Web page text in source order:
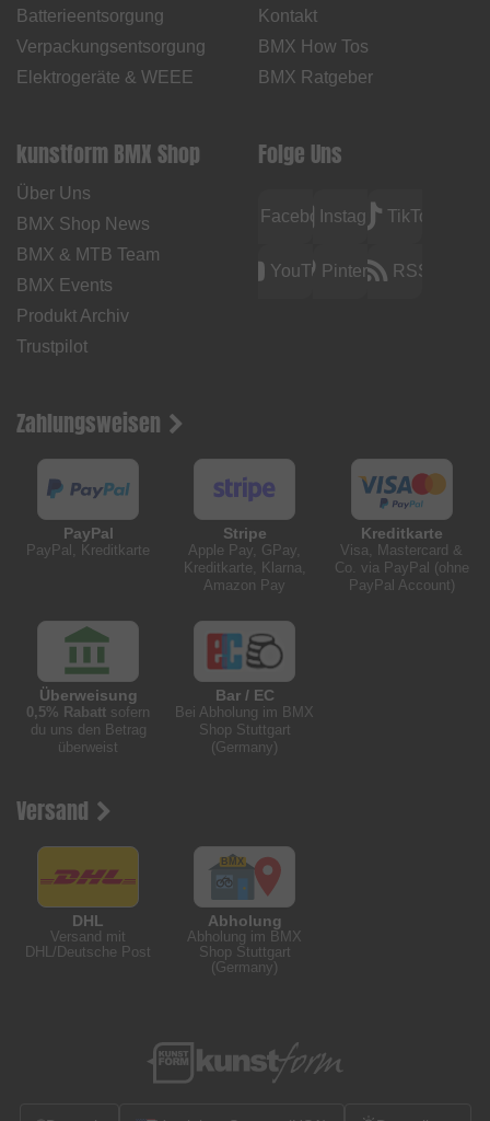
Batterieentsorgung
Verpackungsentsorgung
Elektrogeräte & WEEE
Kontakt
BMX How Tos
BMX Ratgeber
kunstform BMX Shop
Über Uns
BMX Shop News
BMX & MTB Team
BMX Events
Produkt Archiv
Trustpilot
Folge Uns
FacebookInstagram TikTok
YouTubePinterest RSS
Zahlungsweisen
PayPal
PayPal, Kreditkarte
Stripe
Apple Pay, GPay,
Kreditkarte, Klarna,
Amazon Pay
Kreditkarte
Visa, Mastercard &
Co. via PayPal (ohne
PayPal Account)
Überweisung
0,5% Rabatt sofern
du uns den Betrag
überweist
Bar / EC
Bei Abholung im BMX
Shop Stuttgart
(Germany)
Versand
DHL
Versand mit
DHL/Deutsche Post
Abholung
Abholung im BMX
Shop Stuttgart
(Germany)